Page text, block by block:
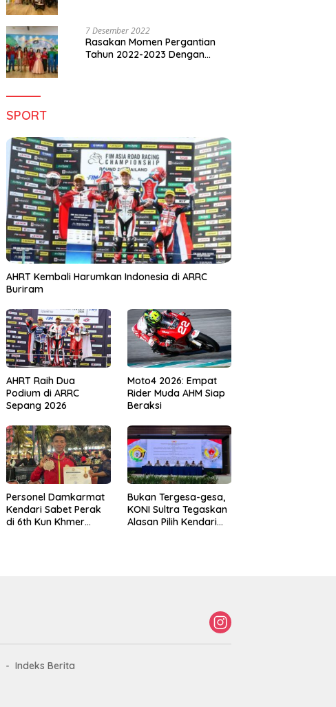
7 Desember 2022
Rasakan Momen Pergantian
Tahun 2022-2023 Dengan
SPORT
AHRT Kembali Harumkan Indonesia di ARRC
Buriram
AHRT Raih Dua
Podium di ARRC
Sepang 2026
Moto4 2026: Empat
Rider Muda AHM Siap
Beraksi
Personel Damkarmat
Kendari Sabet Perak
di 6th Kun Khmer
Bukan Tergesa-gesa,
KONI Sultra Tegaskan
Alasan Pilih Kendari
Indeks Berita